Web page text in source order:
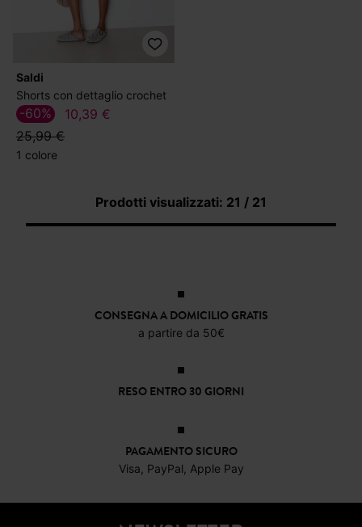
Saldi
Shorts con dettaglio crochet
10,39 €
25,99 €
-60%
1 colore
Prodotti visualizzati: 21 / 21
CONSEGNA A DOMICILIO GRATIS
a partire da 50€
RESO ENTRO 30 GIORNI
PAGAMENTO SICURO
Visa, PayPal, Apple Pay